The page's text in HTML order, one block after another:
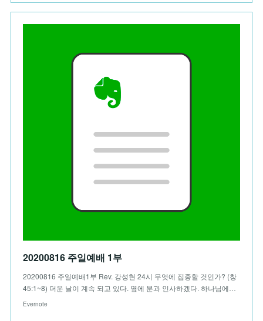
20200816 주일예배 1부
20200816 주일예배1부 Rev. 강성현 24시 무엇에 집중할 것인가? (창
45:1~8) 더운 날이 계속 되고 있다. 옆에 분과 인사하겠다. 하나님에…
Evernote